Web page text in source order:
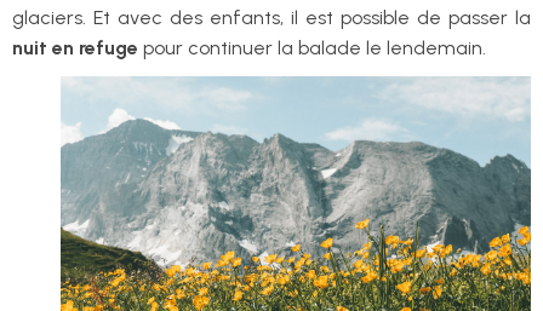
glaciers. Et avec des enfants, il est possible de passer la
nuit en refuge pour continuer la balade le lendemain.